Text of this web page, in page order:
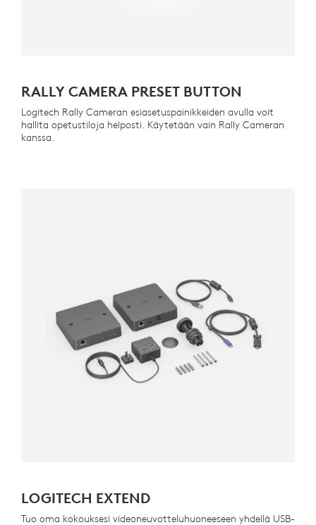
RALLY CAMERA PRESET BUTTON
Logitech Rally Cameran esiasetuspainikkeiden avulla voit
hallita opetustiloja helposti. Käytetään vain Rally Cameran
kanssa.
LOGITECH EXTEND
Tuo oma kokouksesi videoneuvotteluhuoneeseen yhdellä USB-